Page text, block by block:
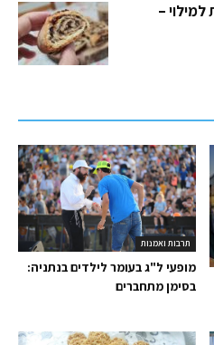
–
תרבות ואמנות
מופעי ל"ג בעומר לילדים בנתניה:
בסימן מתחברים